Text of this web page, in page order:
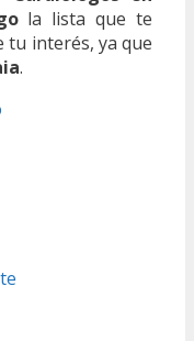
la lista que te
tu interés, ya que
.